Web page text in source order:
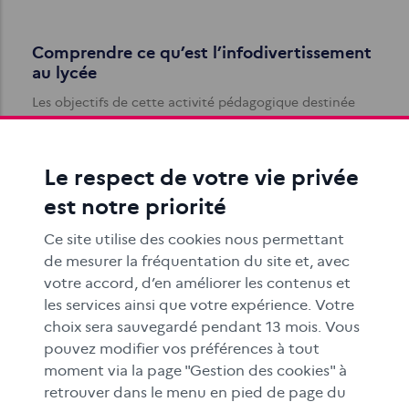
Comprendre ce qu’est l’infodivertissement
au lycée
Les objectifs de cette activité pédagogique destinée
aux élèves de 2de professionnelle et 1re CAP sont de
Découvrir ce qu’est l’infodivertissement en
primaire
L'objectif de cette activité pédagogique à destination
des élèves de CM1-CM2 est d'identifier les différences
Le respect de votre vie privée
est notre priorité
Ce site utilise des cookies nous permettant
de mesurer la fréquentation du site et, avec
votre accord, d’en améliorer les contenus et
les services ainsi que votre expérience. Votre
choix sera sauvegardé pendant 13 mois. Vous
pouvez modifier vos préférences à tout
moment via la page "Gestion des cookies" à
retrouver dans le menu en pied de page du